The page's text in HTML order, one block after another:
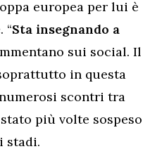
europea per lui è
“Sta insegnando a
sui social. Il
in questa
scontri tra
più volte sospeso
stadi.